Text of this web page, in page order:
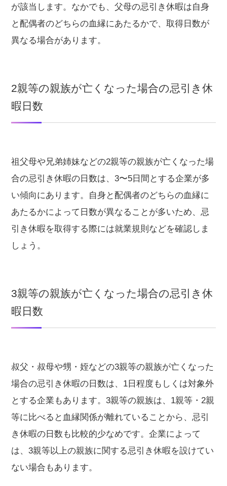
が該当します。なかでも、父母の忌引き休暇は自身
と配偶者のどちらの血縁にあたるかで、取得日数が
異なる場合があります。
2親等の親族が亡くなった場合の忌引き休
暇日数
祖父母や兄弟姉妹などの2親等の親族が亡くなった場
合の忌引き休暇の日数は、3〜5日間とする企業が多
い傾向にあります。自身と配偶者のどちらの血縁に
あたるかによって日数が異なることが多いため、忌
引き休暇を取得する際には就業規則などを確認しま
しょう。
3親等の親族が亡くなった場合の忌引き休
暇日数
叔父・叔母や甥・姪などの3親等の親族が亡くなった
場合の忌引き休暇の日数は、1日程度もしくは対象外
とする企業もあります。3親等の親族は、1親等・2親
等に比べると血縁関係が離れていることから、忌引
き休暇の日数も比較的少なめです。企業によって
は、3親等以上の親族に関する忌引き休暇を設けてい
ない場合もあります。